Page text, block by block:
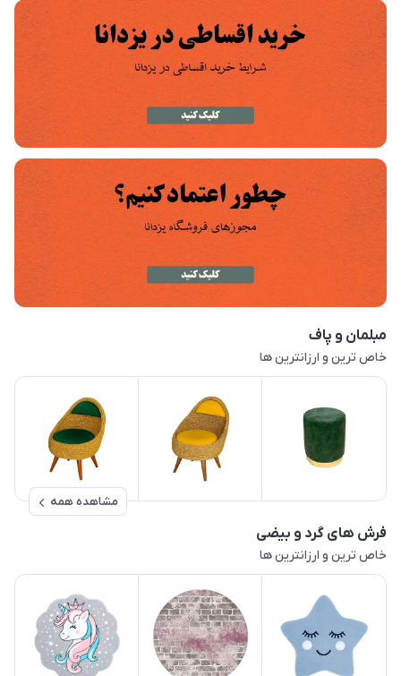
مبلمان و پاف
خاص ترین و ارزانترین ها
مشاهده همه
فرش های گرد و بیضی
خاص ترین و ارزانترین ها